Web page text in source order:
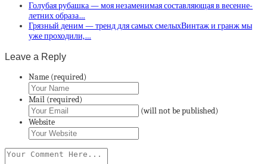
Голубая рубашка — моя незаменимая составляющая в весенне-
летних образа…
Грязный деним — тренд для самых смелыхВинтаж и гранж мы
уже проходили,…
Leave a Reply
Name (required)
Mail (required)
(will not be published)
Website